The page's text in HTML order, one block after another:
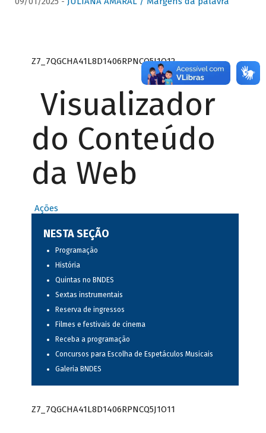
Z7_7QGCHA41L8D1406RPNCQ5J1O12
Visualizador
do Conteúdo
da Web
Ações
NESTA SEÇÃO
Programação
História
Quintas no BNDES
Sextas instrumentais
Reserva de ingressos
Filmes e festivais de cinema
Receba a programação
Concursos para Escolha de Espetáculos Musicais
Galeria BNDES
Z7_7QGCHA41L8D1406RPNCQ5J1O11